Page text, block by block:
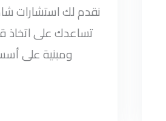
نقدم لك استشارات
تساعدك على اتخاذ
ومبنية على